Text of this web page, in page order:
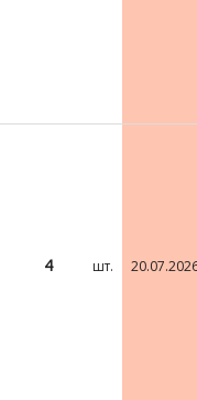
4 шт.